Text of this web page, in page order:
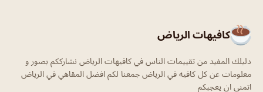
كافيهات الرياض
دليلك المفيد من تقييمات الناس في كافيهات الرياض نشارككم بصور و
معلومات عن كل كافيه في الرياض جمعنا لكم افضل المقاهي في الرياض
اتمنى ان يعجبكم